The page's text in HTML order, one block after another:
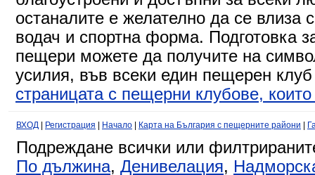
останалите е желателно да се влиза
водач и спортна форма. Подготовка
пещери можете да получите на
усилия, във всеки един пещерен
страницата с пещерни клубове,
ВХОД Регистрация Начало Карта на България с пещерните райони
Подреждане всички или
По дължина, Денивелация,